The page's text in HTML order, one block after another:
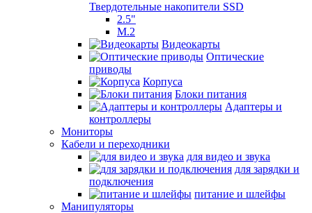
Твердотельные накопители SSD
2.5"
M.2
Видеокарты
Оптические
приводы
Корпуса
Блоки питания
Адаптеры и
контроллеры
Мониторы
Кабели и переходники
для видео и звука
для зарядки и
подключения
питание и шлейфы
Манипуляторы